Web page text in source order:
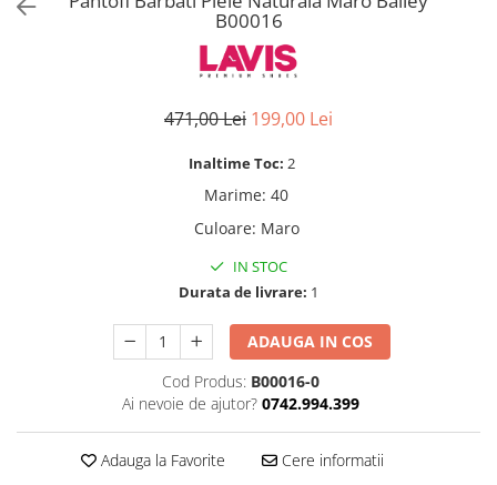
B00016
471,00 Lei 199,00 Lei
Inaltime Toc: 2
Marime: 40
Culoare: Maro
IN STOC
Durata de livrare: 1
ADAUGA IN COS
Cod Produs: B00016-0
Ai nevoie de ajutor? 0742.994.399
Adauga la Favorite Cere informatii